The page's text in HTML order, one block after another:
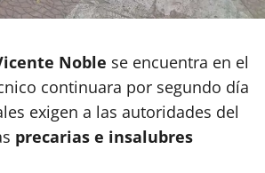
Noble se encuentra en el
continuara por segundo día
exigen a las autoridades del
precarias e insalubres